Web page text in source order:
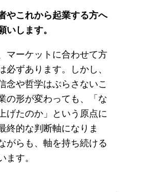
これから起業する方へ
いします。
マーケットに合わせて方
必ずあります。しかし、
念や哲学はぶらさないこ
の形が変わっても、「な
げたのか」という原点に
終的な判断軸になりま
がらも、軸を持ち続ける
ます。